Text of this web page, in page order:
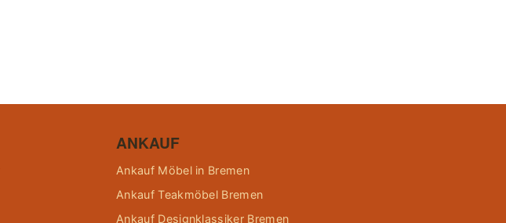
ANKAUF
Ankauf Möbel in Bremen
Ankauf Teakmöbel Bremen
Ankauf Designklassiker Bremen